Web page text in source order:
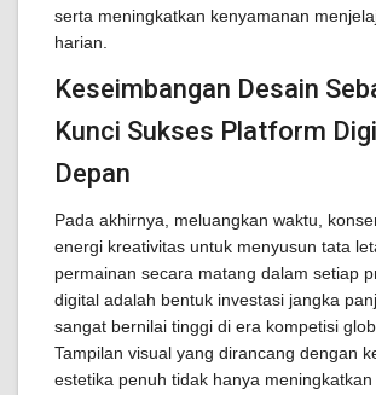
serta meningkatkan kenyamanan
harian.
Keseimbangan Desain
Kunci Sukses Platform
Depan
Pada akhirnya, meluangkan waktu,
energi kreativitas untuk menyusun tata
permainan secara matang dalam setiap
digital adalah bentuk investasi jangka
sangat bernilai tinggi di era kompetisi
Tampilan visual yang dirancang dengan
estetika penuh tidak hanya meningkatkan